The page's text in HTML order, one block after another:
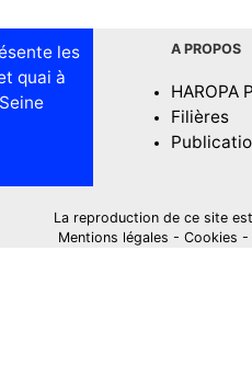
les
quai à
A PROPOS
HAROPA
Filières
La reproduction de ce site
Mentions légales - Cookies -